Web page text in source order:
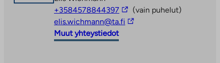
+3584578844397 Linkki
vie
(vain puhelut)
elis.wichmann@ta.fi Linkki
Muut yhteystiedot